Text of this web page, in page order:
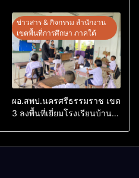
Conference on Education
Research (ThaiCER) 2026
ข่าวสาร & กิจกรรม สำนักงาน
เขตพื้นที่การศึกษา ภาคใต้
ผอ.สพป.นครศรีธรรมราช เขต
3 ลงพื้นที่เยี่ยมโรงเรียนบ้าน